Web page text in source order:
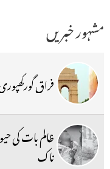
مشہور خبریں
فراق
ظالم بات کی
ناک